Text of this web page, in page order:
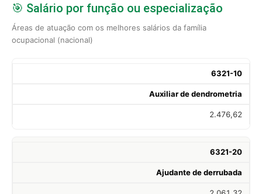
🎯 Salário por função ou especialização
Áreas de atuação com os melhores salários da família
ocupacional (nacional)
6321-10
Auxiliar de dendrometria
2.476,62
6321-20
Ajudante de derrubada